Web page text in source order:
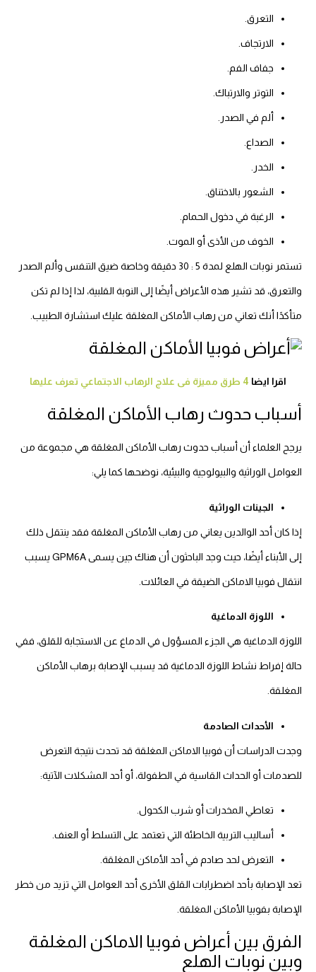
التعرق.
الارتجاف.
جفاف الفم.
التوتر والارتباك.
ألم في الصدر.
الصداع.
الخدر.
الشعور بالاختناق.
الرغبة في دخول الحمام.
الخوف من الأذى أو الموت.
تستمر نوبات الهلع لمدة 5 : 30 دقيقة وخاصة ضيق التنفس وألم الصدر
والتعرق، قد تشير هذه الأعراض أيضًا إلى النوبة القلبية، لذا إذا لم تكن
متأكدًا أنك تعاني من رهاب الأماكن المغلقة عليك استشارة الطبيب.
اقرا ايضا 4 طرق مميزة فى علاج الرهاب الاجتماعي تعرف عليها
أسباب حدوث رهاب الأماكن المغلقة
يرجح العلماء أن أسباب حدوث رهاب الأماكن المغلقة هي مجموعة من
العوامل الوراثية والبيولوجية والبيئية، نوضحها كما يلي:
الجينات الوراثية
إذا كان أحد الوالدين يعاني من رهاب الأماكن المغلقة فقد ينتقل ذلك
إلى الأبناء أيضًا، حيث وجد الباحثون أن هناك جين يسمى GPM6A يسبب
انتقال فوبيا الاماكن الضيقة في العائلات.
اللوزة الدماغية
اللوزة الدماغية هي الجزء المسؤول في الدماغ عن الاستجابة للقلق، ففي
حالة إفراط نشاط اللوزة الدماغية قد يسبب الإصابة برهاب الأماكن
المغلقة.
الأحداث الصادمة
وجدت الدراسات أن فوبيا الاماكن المغلقة قد تحدث نتيجة التعرض
للصدمات أو الحداث القاسية في الطفولة، أو أحد المشكلات الآتية:
تعاطي المخدرات أو شرب الكحول.
أساليب التربية الخاطئة التي تعتمد على التسلط أو العنف.
التعرض لحد صادم في أحد الأماكن المغلقة.
تعد الإصابة بأحد اضطرابات القلق الأخرى أحد العوامل التي تزيد من خطر
الإصابة بفوبيا الأماكن المغلقة.
الفرق بين أعراض فوبيا الاماكن المغلقة
وبين نوبات الهلع